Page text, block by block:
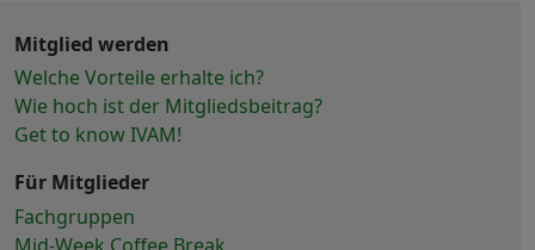
Mitglied werden
Welche Vorteile erhalte ich?
Wie hoch ist der Mitgliedsbeitrag?
Get to know IVAM!
Für Mitglieder
Fachgruppen